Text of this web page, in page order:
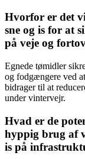
Hvorfor er det
sne og is for at
på veje og
Egnede tømidler
og fodgængere ved
bidrager til at
under vintervejr.
Hvad er de
hyppig brug af
is på